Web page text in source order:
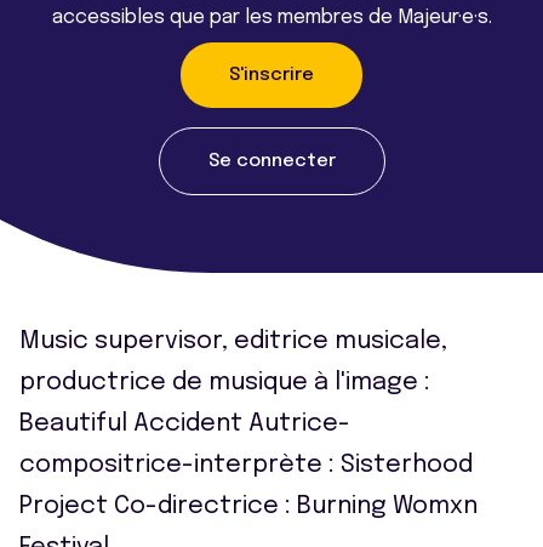
accessibles que par les membres de Majeur·e·s.
S'inscrire
Se connecter
Music supervisor, editrice musicale,
productrice de musique à l'image :
Beautiful Accident Autrice-
compositrice-interprète : Sisterhood
Project Co-directrice : Burning Womxn